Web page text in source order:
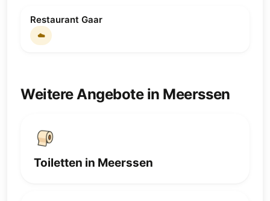
Restaurant Gaar
☁️
Weitere Angebote in Meerssen
Toiletten in Meerssen